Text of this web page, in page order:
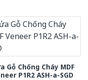
Gỗ Chống Cháy MDF
P1R2 ASH-a-SGD